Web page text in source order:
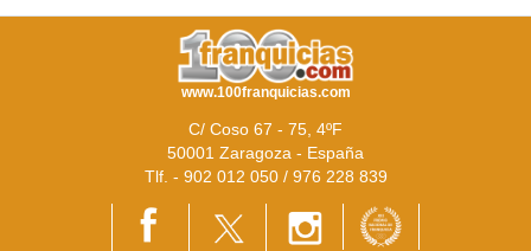
www.100franquicias.com
C/ Coso 67 - 75, 4ºF
50001 Zaragoza - España
Tlf. - 902 012 050 / 976 228 839